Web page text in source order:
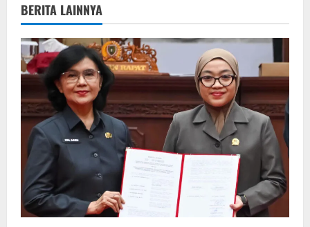
v
i
g
a
t
i
o
n
BERITA LAINNYA